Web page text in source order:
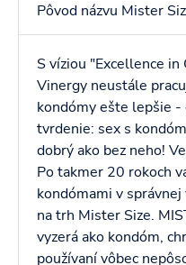
Pôvod názvu Mister
S víziou "Excellence
Vinergy neustále
kondómy ešte lepšie
tvrdenie: sex s
dobrý ako bez neho!
Po takmer 20 rokoch
kondómami v
na trh Mister Size.
vyzerá ako kondóm,
používaní vôbec